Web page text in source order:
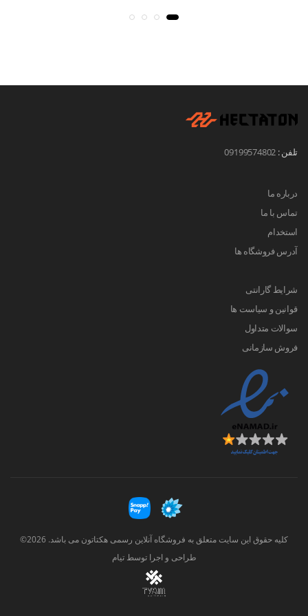
تلفن : 09199574802
درباره ما
تماس با ما
استخدام
آدرس فروشگاه ها
شرایط گارانتی
قوانین و سیاست ها
سوالات متداول
فروش سازمانی
کلیه حقوق این سایت متعلق به فروشگاه آنلاین رسمی هکتاتون می باشد. 2026©
طراحی و اجرا توسطتیام